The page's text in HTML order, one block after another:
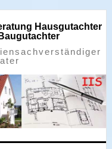
Hausgutachter